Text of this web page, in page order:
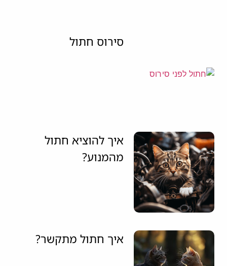
סירוס חתול
איך להוציא חתול
מהמנוע?
איך חתול מתקשר?